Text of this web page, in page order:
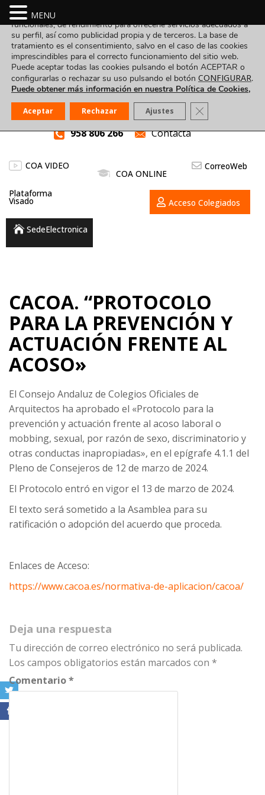
958 806 266 Contacta
COA VIDEO
COA ONLINE
CorreoWeb
Plataforma
Visado Acceso Colegiados
SedeElectronica
CACOA. “PROTOCOLO
PARA LA PREVENCIÓN Y
ACTUACIÓN FRENTE AL
ACOSO»
El Consejo Andaluz de Colegios Oficiales de
Arquitectos ha aprobado el «Protocolo para la
prevención y actuación frente al acoso laboral o
mobbing, sexual, por razón de sexo, discriminatorio y
otras conductas inapropiadas», en el epígrafe 4.1.1 del
Pleno de Consejeros de 12 de marzo de 2024.
El Protocolo entró en vigor el 13 de marzo de 2024.
El texto será sometido a la Asamblea para su
ratificación o adopción del acuerdo que proceda.
Enlaces de Acceso:
https://www.cacoa.es/normativa-de-aplicacion/cacoa/
Deja una respuesta
Tu dirección de correo electrónico no será publicada.
Los campos obligatorios están marcados con *
Comentario*
MENU
Utilizamos cookies propias y de terceros para fines analíticos,
funcionales, de rendimiento para ofrecerle servicios adecuados a
su perfil, así como publicidad propia y de terceros. La base de
tratamiento es el consentimiento, salvo en el caso de las cookies
imprescindibles para el correcto funcionamiento del sitio web.
Puede aceptar todas las cookies pulsando el botón ACEPTAR o
configurarlas o rechazar su uso pulsando el botón CONFIGURAR.
Puede obtener más información en nuestra Política de Cookies,
Aceptar Rechazar Ajustes Cerrar el banner